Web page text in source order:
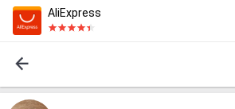
AliExpress